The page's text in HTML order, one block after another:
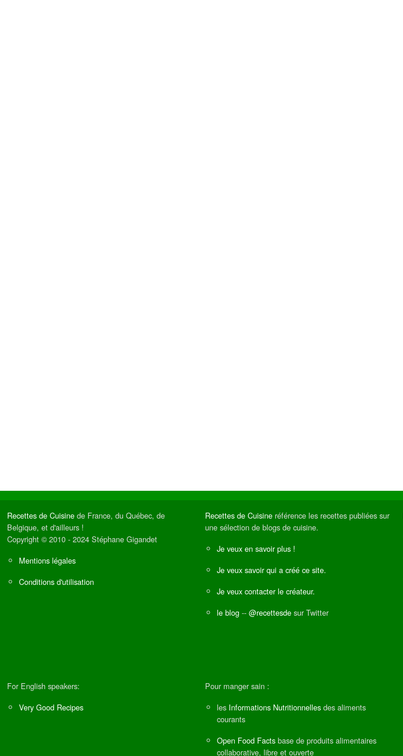
Recettes de Cuisine de France, du Québec, de
Belgique, et d'ailleurs !
Copyright © 2010 - 2024 Stéphane Gigandet
Mentions légales
Conditions d'utilisation
Recettes de Cuisine référence les recettes publiées sur
une sélection de blogs de cuisine.
Je veux en savoir plus !
Je veux savoir qui a créé ce site.
Je veux contacter le créateur.
le blog -- @recettesde sur Twitter
For English speakers:
Very Good Recipes
Pour manger sain :
les Informations Nutritionnelles des aliments
courants
Open Food Facts base de produits alimentaires
collaborative, libre et ouverte